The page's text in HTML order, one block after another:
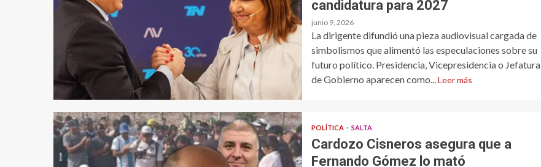
candidatura para 2027
junio 9, 2026
La dirigente difundió una pieza audiovisual cargada de
simbolismos que alimentó las especulaciones sobre su
futuro político. Presidencia, Vicepresidencia o Jefatura
de Gobierno aparecen como...Leer más
POLÍTICA SALTA
Cardozo Cisneros asegura que a
Fernando Gómez lo mató